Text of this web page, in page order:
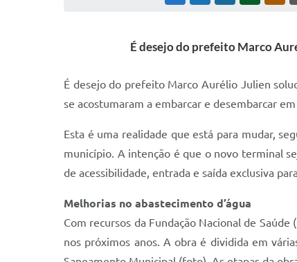
É desejo do prefeito Marco
É desejo do prefeito Marco Aurélio Julien
se acostumaram a embarcar e desembarcar
Esta é uma realidade que está para mudar,
município. A intenção é que o novo terminal
de acessibilidade, entrada e saída exclusiva
Melhorias no abastecimento d’água
Com recursos da Fundação Nacional de
nos próximos anos. A obra é dividida em